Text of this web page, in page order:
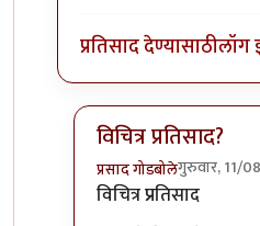
प्रतिसाद देण्यासाठीलॉग
विचित्र प्रतिसाद?
प्रसाद गोडबोलेगुरुवार, 11/
In reply toविचित्र
विचित्र प्रतिसाद